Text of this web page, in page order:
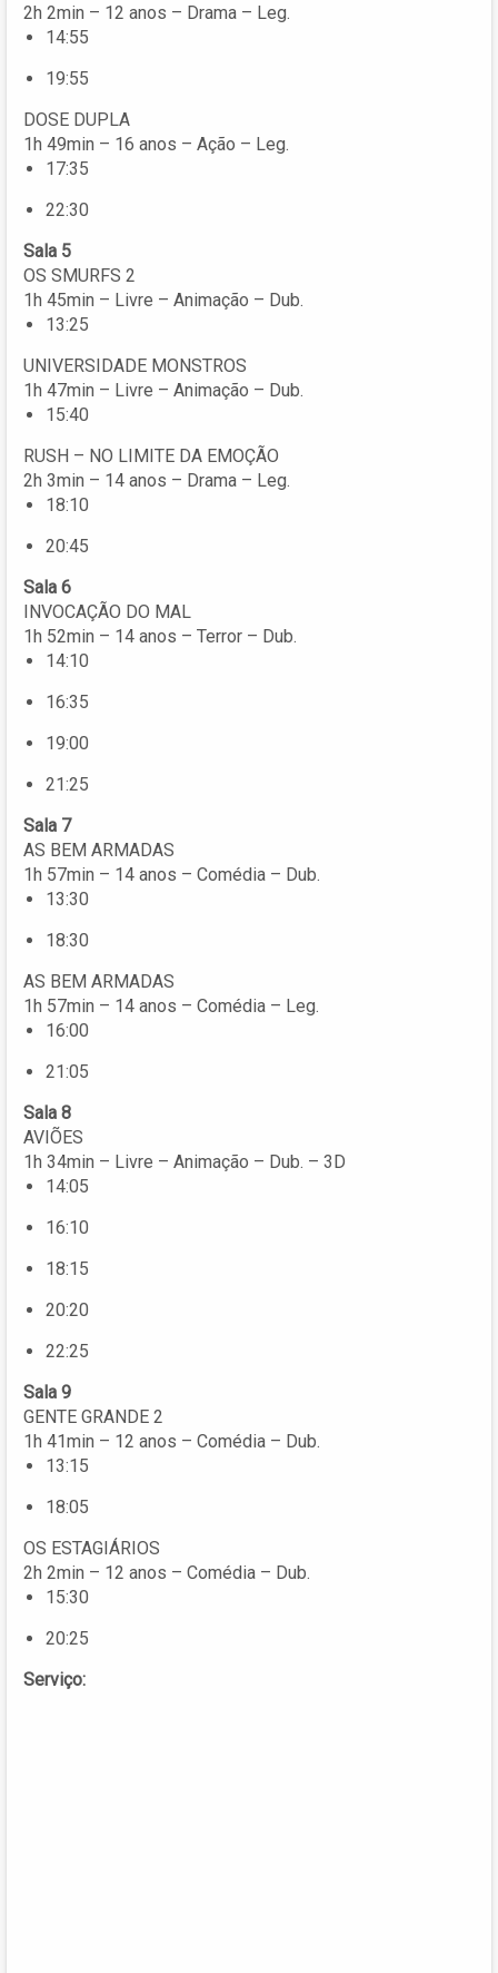
2h 2min – 12 anos – Drama – Leg.
14:55
19:55
DOSE DUPLA
1h 49min – 16 anos – Ação – Leg.
17:35
22:30
Sala 5
OS SMURFS 2
1h 45min – Livre – Animação – Dub.
13:25
UNIVERSIDADE MONSTROS
1h 47min – Livre – Animação – Dub.
15:40
RUSH – NO LIMITE DA EMOÇÃO
2h 3min – 14 anos – Drama – Leg.
18:10
20:45
Sala 6
INVOCAÇÃO DO MAL
1h 52min – 14 anos – Terror – Dub.
14:10
16:35
19:00
21:25
Sala 7
AS BEM ARMADAS
1h 57min – 14 anos – Comédia – Dub.
13:30
18:30
AS BEM ARMADAS
1h 57min – 14 anos – Comédia – Leg.
16:00
21:05
Sala 8
AVIÕES
1h 34min – Livre – Animação – Dub. – 3D
14:05
16:10
18:15
20:20
22:25
Sala 9
GENTE GRANDE 2
1h 41min – 12 anos – Comédia – Dub.
13:15
18:05
OS ESTAGIÁRIOS
2h 2min – 12 anos – Comédia – Dub.
15:30
20:25
Serviço: